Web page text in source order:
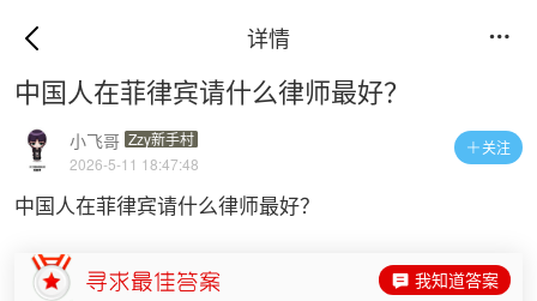
详情 
中国人在菲律宾请什么律师最好？
关注
小飞哥 Zzy新手村
2026-5-11 18:47:48
中国人在菲律宾请什么律师最好？
我知道答案